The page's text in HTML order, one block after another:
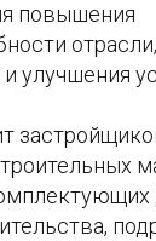
повышения
улучшения